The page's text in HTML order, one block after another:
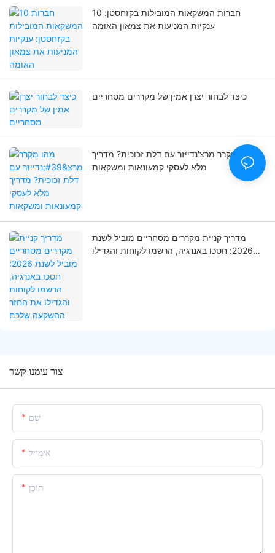
10 חברות המשקאות המובילות בקזחסטן:
ענקיות המניעות את צמאון האומה
כיצד לבחור יצרן אמין של מקררים מסחריים
מהו מקרר מרצ'נדייזר עם דלת זכוכית? מדריך
מלא לעסקי קמעונאות ומשקאות
מדריך קניית מקררים מסחריים מוביל לשנת
2026: חסכו באנרגיה, הרשמו לקוחות והגדילו
צור עימנו קשר
שֵׁם
אימייל
תוֹכֶן